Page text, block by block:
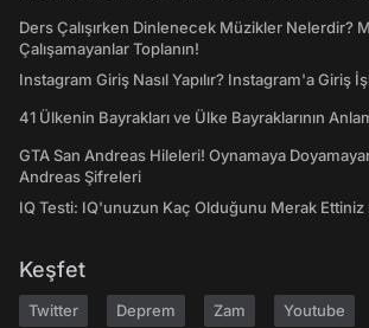
Ders Çalışırken Dinlenecek Müzikler Nelerdir?
Çalışamayanlar Toplanın!
Instagram Giriş Nasıl Yapılır? Instagram'a Giriş
41 Ülkenin Bayrakları ve Ülke Bayraklarının
GTA San Andreas Hileleri! Oynamaya
Andreas Şifreleri
IQ Testi: IQ'unuzun Kaç Olduğunu Merak Ettiniz
Keşfet
Twitter Deprem Zam Youtube